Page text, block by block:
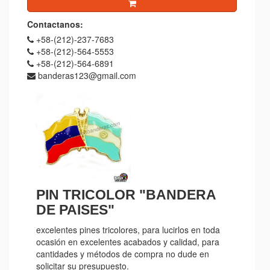
Contactanos:
+58-(212)-237-7683
+58-(212)-564-5553
+58-(212)-564-6891
banderas123@gmail.com
PIN TRICOLOR "BANDERA
DE PAISES"
excelentes pines tricolores, para lucirlos en toda
ocasión en excelentes acabados y calidad, para
cantidades y métodos de compra no dude en
solicitar su presupuesto.